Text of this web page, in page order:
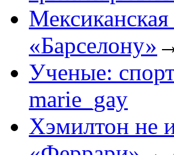
Мексиканская
«Барселону»
Ученые:
marie_gay
Хэмилтон не